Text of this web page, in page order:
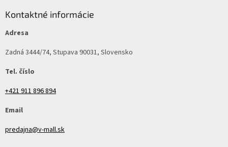
Kontaktné informácie
Adresa
Zadná 3444/74, Stupava 90031, Slovensko
Tel. číslo
+421 911 896 894
Email
predajna@v-mall.sk